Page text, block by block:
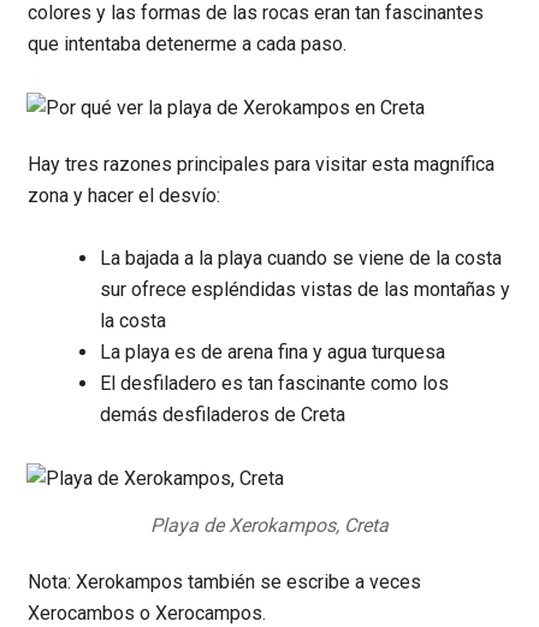
colores y las formas de las rocas eran tan fascinantes
que intentaba detenerme a cada paso.
Hay tres razones principales para visitar esta magnífica
zona y hacer el desvío:
La bajada a la playa cuando se viene de la costa
sur ofrece espléndidas vistas de las montañas y
la costa
La playa es de arena fina y agua turquesa
El desfiladero es tan fascinante como los
demás desfiladeros de Creta
Playa de Xerokampos, Creta
Nota: Xerokampos también se escribe a veces
Xerocambos o Xerocampos.